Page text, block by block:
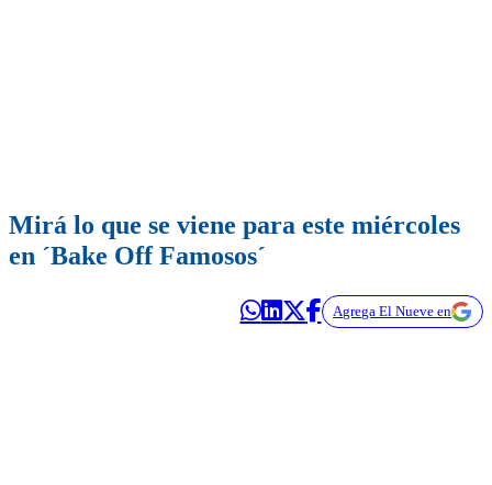
Mirá lo que se viene para este miércoles
en ´Bake Off Famosos´
Agrega El Nueve en